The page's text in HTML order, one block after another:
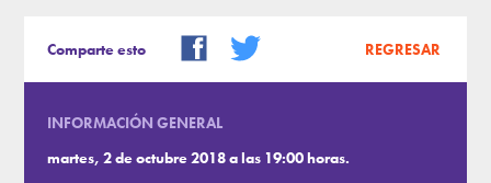
Comparte esto REGRESAR
INFORMACIÓN GENERAL
martes, 2 de octubre 2018 a las 19:00 horas.